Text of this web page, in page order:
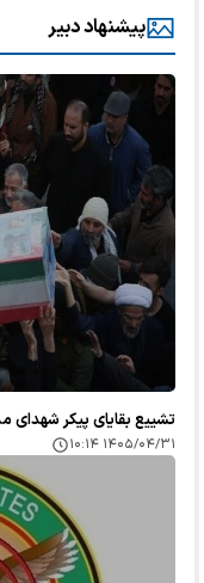
پیشنهاد دبیر
تشییع بقایای پیکر شهدای مدرسه
۱۴۰۵/۰۴/۳۱ ۱۰:۱۴